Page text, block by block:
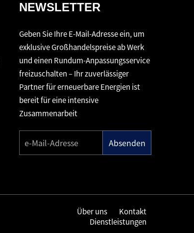
NEWSLETTER
Geben Sie Ihre E-Mail-Adresse ein, um
exklusive Großhandelspreise ab Werk
und einen Rundum-Anpassungsservice
freizuschalten – Ihr zuverlässiger
Partner für erneuerbare Energien ist
bereit für eine intensive
Zusammenarbeit
Absenden
Über uns
Kontakt
Dienstleistungen